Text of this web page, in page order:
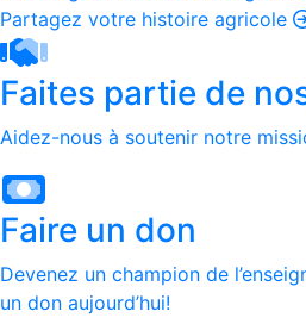
Partagez votre histoire agricole
Faites partie de
Aidez-nous à soutenir notre
Faire un don
Devenez un champion de
un don aujourd’hui!